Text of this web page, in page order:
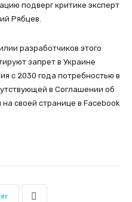
подверг критике эксперт
Рябцев.
разработчиков этого
запрет в Украине
с 2030 года потребностью в
в Соглашении об
своей странице в Facebook